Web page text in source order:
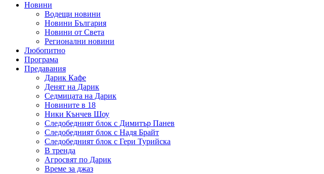
Новини
Водещи новини
Новини България
Новини от Света
Регионални новини
Любопитно
Програма
Предавания
Дарик Кафе
Денят на Дарик
Седмицата на Дарик
Новините в 18
Ники Кънчев Шоу
Следобедният блок с Димитър Панев
Следобедният блок с Надя Брайт
Следобедният блок с Гери Турийска
В тренда
Агросвят по Дарик
Време за джаз